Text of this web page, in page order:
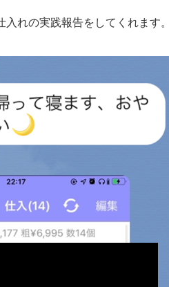
れの実践報告をしてくれます。